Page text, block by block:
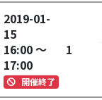
2019-01-
15
16:00 ～
17:00
開催終了
1